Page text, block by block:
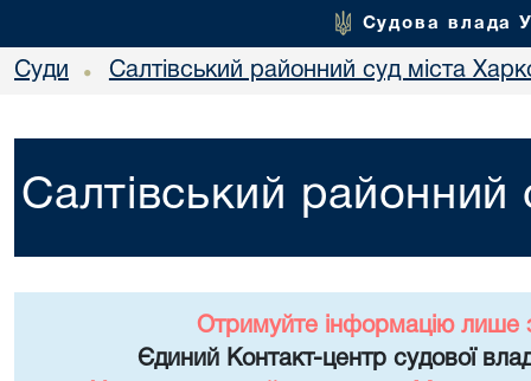
Судова влада
Суди • Салтівський районний суд міста
Салтівський районний
Отримуйте інформацію лише
Єдиний Контакт-центр судової